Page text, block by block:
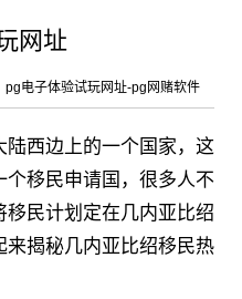
网址
pg电子体验试玩网址-pg网赌软件
西边上的一个国家，这
移民申请国，很多人不
民计划定在几内亚比绍
来揭秘几内亚比绍移民热